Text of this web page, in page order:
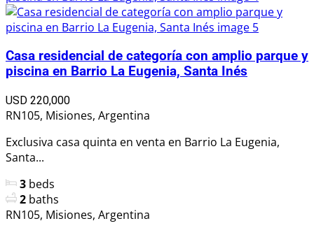
Casa residencial de categoría con amplio parque y
piscina en Barrio La Eugenia, Santa Inés
USD 220,000
RN105, Misiones, Argentina
Exclusiva casa quinta en venta en Barrio La Eugenia,
Santa...
3 beds
2 baths
RN105, Misiones, Argentina